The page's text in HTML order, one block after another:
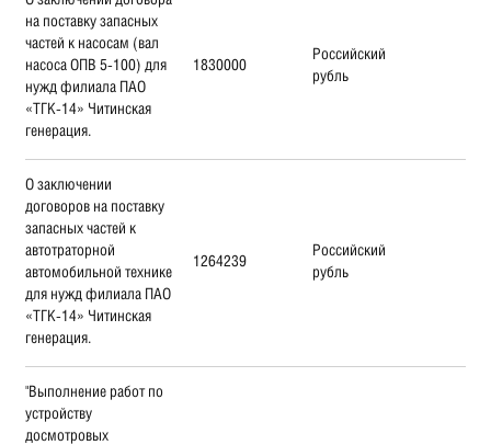
на поставку запасных
частей к насосам (вал
насоса ОПВ 5-100) для
нужд филиала ПАО
«ТГК-14» Читинская
генерация.
1830000
Российский
рубль
О заключении
договоров на поставку
запасных частей к
автотраторной
автомобильной технике
для нужд филиала ПАО
«ТГК-14» Читинская
генерация.
1264239
Российский
рубль
"Выполнение работ по
устройству
досмотровых